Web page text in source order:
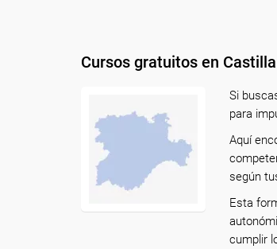
Cursos gratuitos en
Si
para
Aquí
según
Esta
cumplir